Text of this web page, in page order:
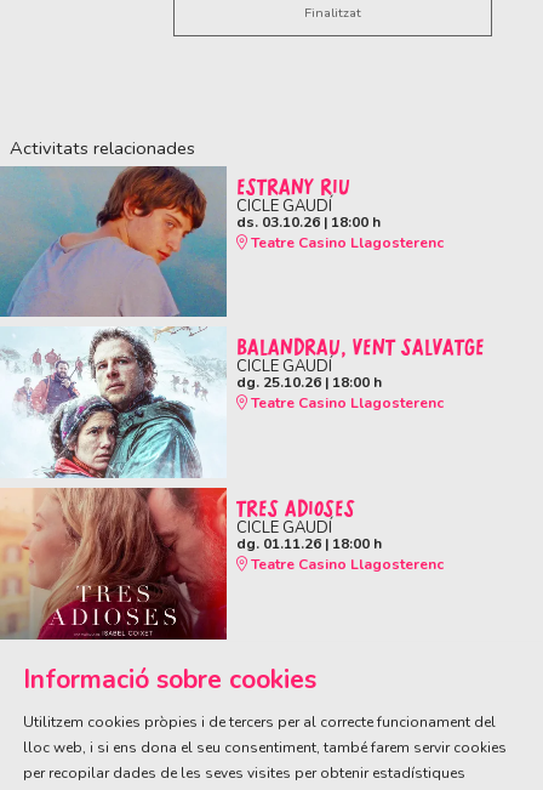
Finalitzat
Activitats relacionades
ESTRANY RIU
CICLE GAUDÍ
ds. 03.10.26| 18:00 h
Teatre Casino Llagosterenc
BALANDRAU, VENT SALVATGE
CICLE GAUDÍ
dg. 25.10.26| 18:00 h
Teatre Casino Llagosterenc
TRES ADIOSES
CICLE GAUDÍ
dg. 01.11.26| 18:00 h
Teatre Casino Llagosterenc
Informació sobre cookies
Utilitzem cookies pròpies i de tercers per al correcte funcionament del
lloc web, i si ens dona el seu consentiment, també farem servir cookies
per recopilar dades de les seves visites per obtenir estadístiques